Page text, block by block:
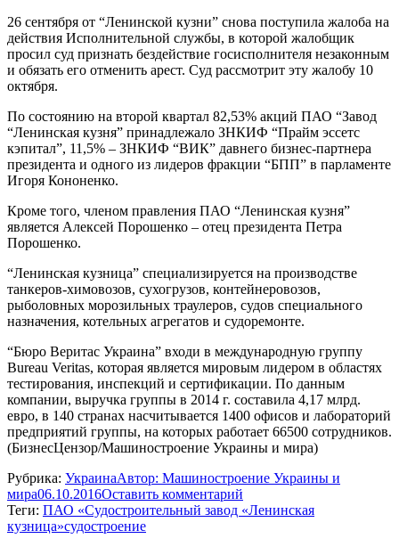
26 сентября от “Ленинской кузни” снова поступила жалоба на
действия Исполнительной службы, в которой жалобщик
просил суд признать бездействие госисполнителя незаконным
и обязать его отменить арест. Суд рассмотрит эту жалобу 10
октября.
По состоянию на второй квартал 82,53% акций ПАО “Завод
“Ленинская кузня” принадлежало ЗНКИФ “Прайм эссетс
кэпитал”, 11,5% – ЗНКИФ “ВИК” давнего бизнес-партнера
президента и одного из лидеров фракции “БПП” в парламенте
Игоря Кононенко.
Кроме того, членом правления ПАО “Ленинская кузня”
является Алексей Порошенко – отец президента Петра
Порошенко.
“Ленинская кузница” специализируется на производстве
танкеров-химовозов, сухогрузов, контейнеровозов,
рыболовных морозильных траулеров, судов специального
назначения, котельных агрегатов и судоремонте.
“Бюро Веритас Украина” входи в международную группу
Bureau Veritas, которая является мировым лидером в областях
тестирования, инспекций и сертификации. По данным
компании, выручка группы в 2014 г. составила 4,17 млрд.
евро, в 140 странах насчитывается 1400 офисов и лабораторий
предприятий группы, на которых работает 66500 сотрудников.
(БизнесЦензор/Машиностроение Украины и мира)
Рубрика: УкраинаАвтор: Машиностроение Украины и
мира06.10.2016Оставить комментарий
Теги: ПАО «Судостроительный завод «Ленинская
кузница»судостроение